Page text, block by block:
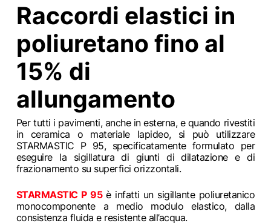
Raccordi elastici in
poliuretano fino al
15% di
allungamento
Per tutti i pavimenti, anche in esterna, e quando rivestiti
in ceramica o materiale lapideo, si può utilizzare
STARMASTIC P 95, specificatamente formulato per
eseguire la sigillatura di giunti di dilatazione e di
frazionamento su superfici orizzontali.
STARMASTIC P 95è infatti un sigillante poliuretanico
monocomponente a medio modulo elastico, dalla
consistenza fluida e resistente all’acqua.